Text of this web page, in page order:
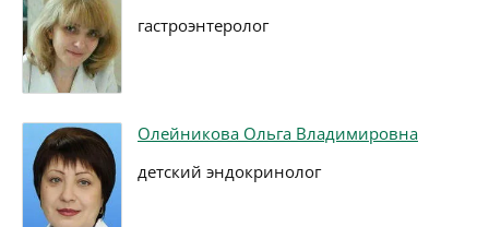
гастроэнтеролог
Олейникова Ольга Владимировна
детский эндокринолог